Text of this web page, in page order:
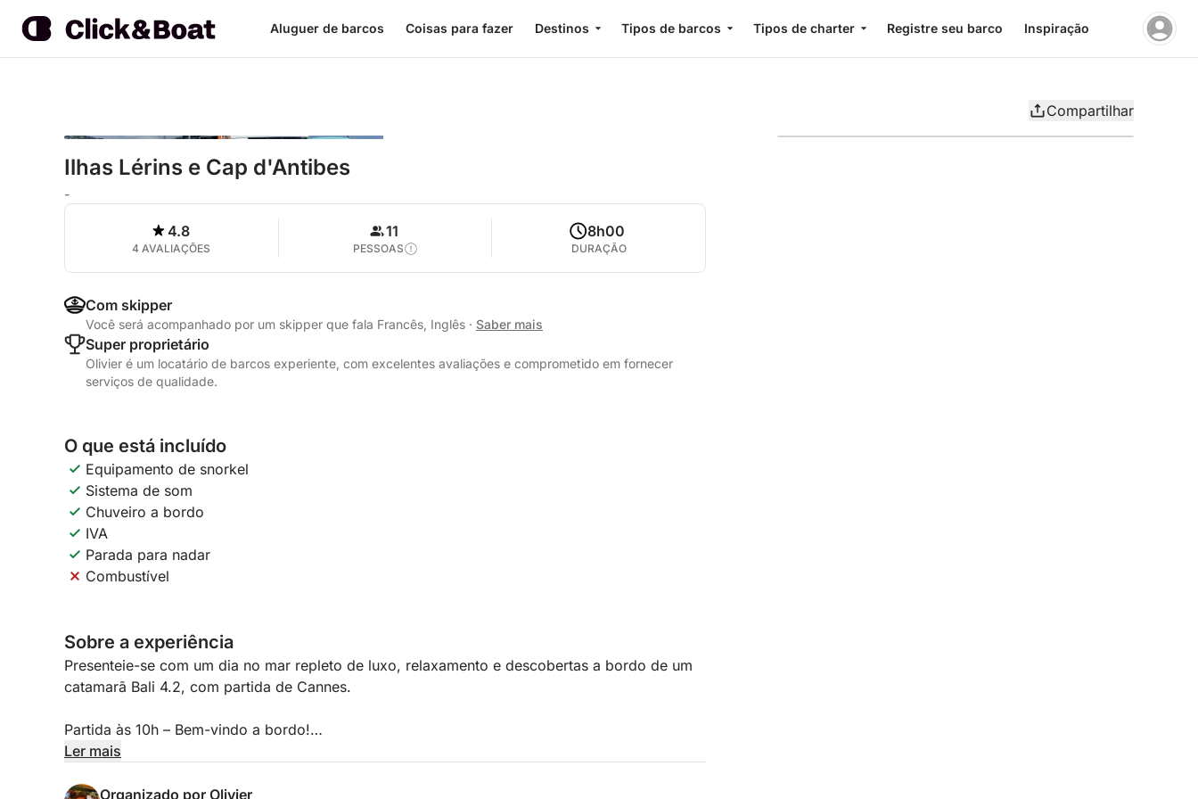
Aluguer de barcos Coisas para fazer Destinos Tipos de barcos Tipos de charter Registre seu barco Inspiração
Compartilhar
Ilhas Lérins e Cap d'Antibes
-
4.8
4 AVALIAÇÕES
11
PESSOAS
8h00
DURAÇÃO
Com skipper
Você será acompanhado por um skipper que fala Francês, Inglês · Saber mais
Super proprietário
Olivier é um locatário de barcos experiente, com excelentes avaliações e comprometido em fornecer
serviços de qualidade.
O que está incluído
Equipamento de snorkel
Sistema de som
Chuveiro a bordo
IVA
Parada para nadar
Combustível
Sobre a experiência
Presenteie-se com um dia no mar repleto de luxo, relaxamento e descobertas a bordo de um
catamarã Bali 4.2, com partida de Cannes.
Partida às 10h – Bem-vindo a bordo!
Embarque no Porto Canto e deixe-se guiar pelo seu capitão profissional. Navegue até as
Ler mais
Organizado por Olivier